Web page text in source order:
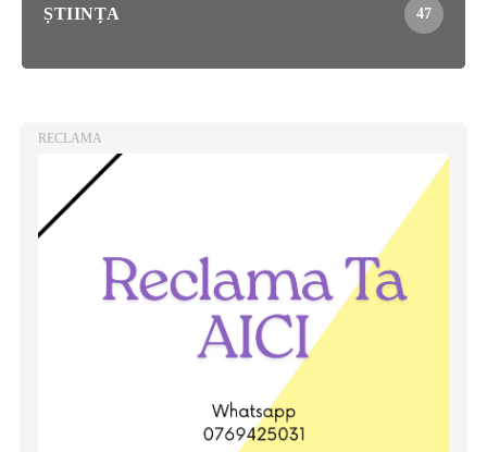
ȘTIINȚA 47
RECLAMA